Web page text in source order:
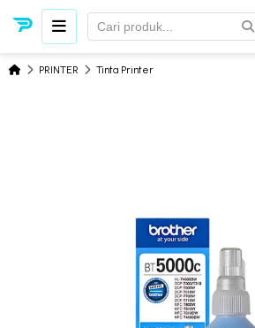
PRINTER Tinta Printer